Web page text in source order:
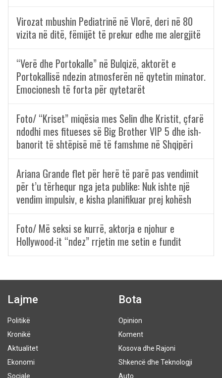
Virozat mbushin Pediatrinë në Vlorë, deri në 80
vizita në ditë, fëmijët të prekur edhe me alergjitë
“Verë dhe Portokalle” në Bulqizë, aktorët e
Portokallisë ndezin atmosferën në qytetin minator.
Emocionesh të forta për qytetarët
Foto/ “Kriset” miqësia mes Selin dhe Kristit, çfarë
ndodhi mes fitueses së Big Brother VIP 5 dhe ish-
banorit të shtëpisë më të famshme në Shqipëri
Ariana Grande flet për herë të parë pas vendimit
për t’u tërhequr nga jeta publike: Nuk ishte një
vendim impulsiv, e kisha planifikuar prej kohësh
Foto/ Më seksi se kurrë, aktorja e njohur e
Hollywood-it “ndez” rrjetin me setin e fundit
Lajme
Politikë
Kronikë
Aktualitet
Ekonomi
Sociale
Bota
Opinion
Koment
Kosova dhe Rajoni
Shkencë dhe Teknologji
Auto